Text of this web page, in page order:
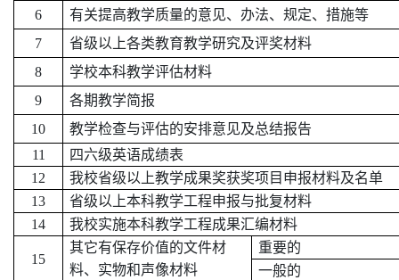
6
有关提高教学质量的意见、办法、规定、措施等
7
省级以上各类教育教学研究及评奖材料
8
学校本科教学评估材料
9
各期教学简报
10
教学检查与评估的安排意见及总结报告
11
四六级英语成绩表
12
我校省级以上教学成果奖获奖项目申报材料及名单
13
省级以上本科教学工程申报与批复材料
14
我校实施本科教学工程成果汇编材料
15
其它有保存价值的文件材
料、实物和声像材料
重要的
一般的